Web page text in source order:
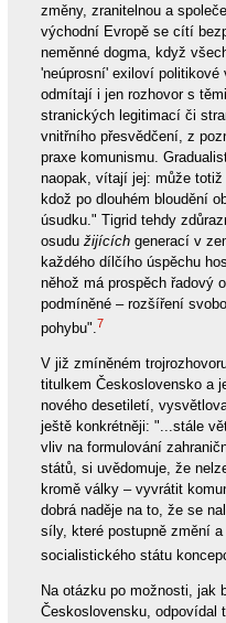
změny, zranitelnou a
východní Evropě se cítí
neměnné dogma, když
'neúprosní' exiloví politikové
odmítají i jen rozhovor s
stranických legitimací či
vnitřního přesvědčení, z
praxe komunismu.
naopak, vítají jej: může totiž
kdož po dlouhém bloudění
úsudku." Tigrid tehdy
osudu žijícíchgenerací v
každého dílčího úspěchu
něhož má prospěch řadový
podmíněné – rozšíření
pohybu". 7
V již zmíněném
titulkem Československo a
nového desetiletí,
ještě konkrétněji: "...stále
vliv na formulování
států, si uvědomuje, že
kromě války – vyvrátit
dobrá naděje na to, že se
síly, které postupně změní
socialistického státu
Na otázku po možnosti, jak
Československu, odpovídal